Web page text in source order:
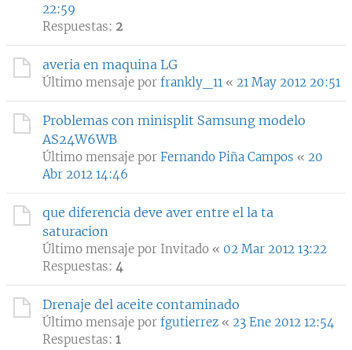
22:59
Respuestas: 2
averia en maquina LG
Último mensaje por frankly_11« 21 May 2012 20:51
Problemas con minisplit Samsung modelo
AS24W6WB
Último mensaje por Fernando Piña Campos « 20
Abr 2012 14:46
que diferencia deve aver entre el la ta
saturacion
Último mensaje por Invitado « 02 Mar 2012 13:22
Respuestas: 4
Drenaje del aceite contaminado
Último mensaje por fgutierrez « 23 Ene 2012 12:54
Respuestas: 1